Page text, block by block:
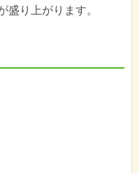
盛り上がります。